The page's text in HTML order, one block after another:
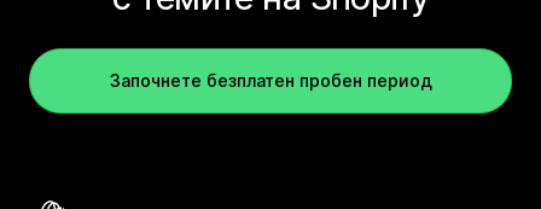
Започнете безплатен пробен период